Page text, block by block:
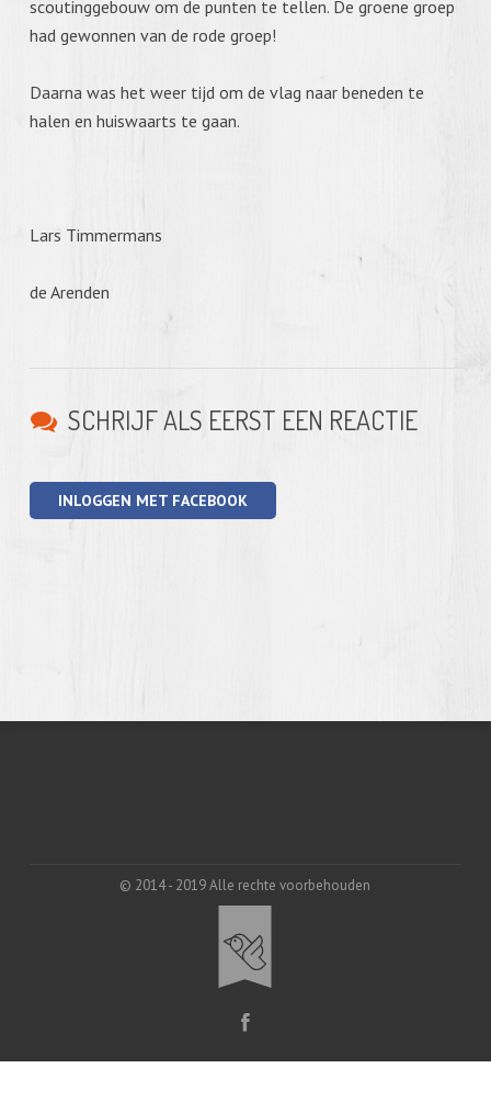
scoutinggebouw om de punten te tellen. De groene groep
had gewonnen van de rode groep!
Daarna was het weer tijd om de vlag naar beneden te
halen en huiswaarts te gaan.
Lars Timmermans
de Arenden
SCHRIJF ALS EERST EEN REACTIE
INLOGGEN MET FACEBOOK
© 2014 - 2019 Alle rechte voorbehouden